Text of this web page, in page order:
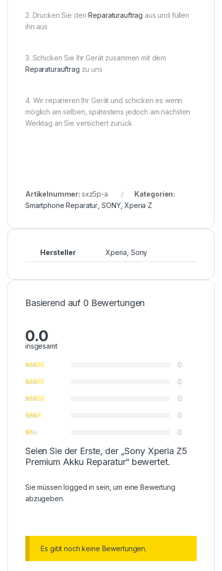
2. Drucken Sie denReparaturauftrag aus und füllen
ihn aus
3. Schicken Sie Ihr Gerät zusammen mit dem
Reparaturauftrag zu uns
4. Wir reparieren Ihr Gerät und schicken es wenn
möglich am selben, spätestens jedoch am nächsten
Werktag an Sie versichert zurück.
Artikelnummer: sxz5p-a
Kategorien:
Smartphone Reparatur SONY,Xperia Z
Hersteller Xperia, Sony
Basierend auf 0 Bewertungen
0.0
insgesamt
0
0
0
0
0
Seien Sie der Erste, der „Sony Xperia Z5
Premium Akku Reparatur“ bewertet.
Sie müssen logged in sein, um eine Bewertung
abzugeben.
Es gibt noch keine Bewertungen.